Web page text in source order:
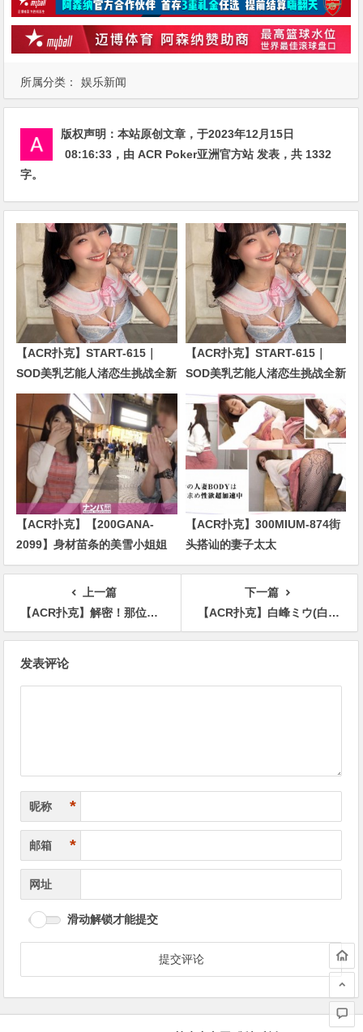
所属分类： 娱乐新闻
版权声明：本站原创文章，于2023年12月15日
08:16:33 ，由ACR Poker亚洲官方站 发表，共 1332
字。
【ACR扑克】START-615｜
SOD美乳艺能人渚恋生挑战全新
企划！剧情全面升级引发关注
【ACR扑克】START-615｜
SOD美乳艺能人渚恋生挑战全新
企划！剧情全面升级引发关注
【ACR扑克】【200GANA-
2099】身材苗条的美雪小姐姐
【ACR扑克】300MIUM-874街
头搭讪的妻子太太
上一篇
【ACR扑克】解密！那位被无码卖家捕获又出鲍又野外露出还被中出的极品纤细女子是？
下一篇
【ACR扑克】白峰ミウ(白峰美羽)作品ADN-396介绍及封面预览
发表评论
昵称 *
邮箱 *
网址
滑动解锁才能提交